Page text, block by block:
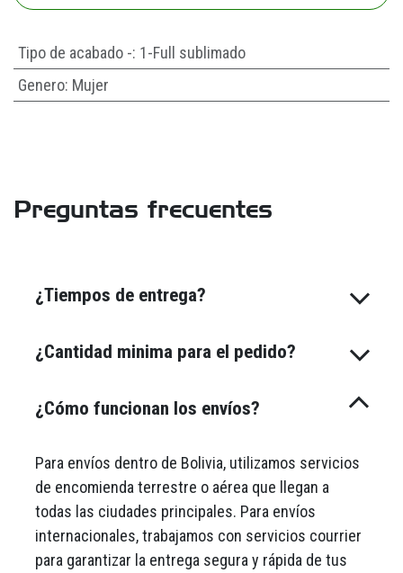
Tipo de acabado -: 1-Full sublimado
Genero: Mujer
Preguntas frecuentes
¿Tiempos de entrega?
¿Cantidad minima para el pedido?
¿Cómo funcionan los envíos?
Para envíos dentro de Bolivia, utilizamos servicios
de encomienda terrestre o aérea que llegan a
todas las ciudades principales. Para envíos
internacionales, trabajamos con servicios courrier
para garantizar la entrega segura y rápida de tus